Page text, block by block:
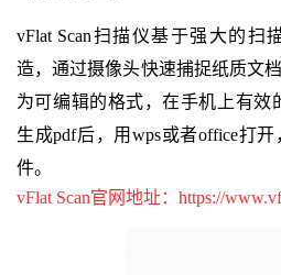
vFlat Scan扫描仪基于强大的扫
造，通过摄像头快速捕捉纸质文
为可编辑的格式，在手机上有效
生成pdf后，用wps或者office打
件。
vFlat Scan官网地址：https://